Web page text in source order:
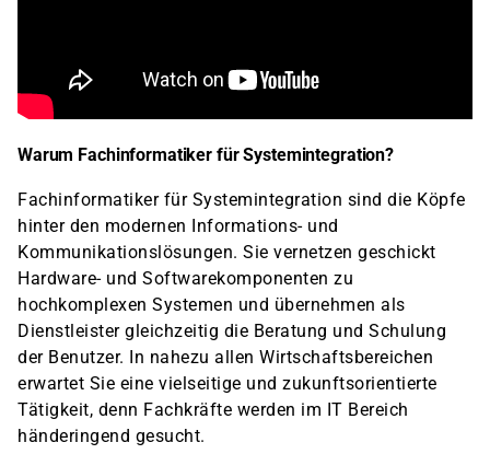
Warum Fachinformatiker für Systemintegration?
Fachinformatiker für Systemintegration sind die Köpfe
hinter den modernen Informations- und
Kommunikationslösungen. Sie vernetzen geschickt
Hardware- und Softwarekomponenten zu
hochkomplexen Systemen und übernehmen als
Dienstleister gleichzeitig die Beratung und Schulung
der Benutzer. In nahezu allen Wirtschaftsbereichen
erwartet Sie eine vielseitige und zukunftsorientierte
Tätigkeit, denn Fachkräfte werden im IT Bereich
händeringend gesucht.